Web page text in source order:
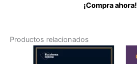
¡Compra ahora!
Productos relacionados